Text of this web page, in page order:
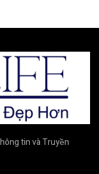
tin và Truyền